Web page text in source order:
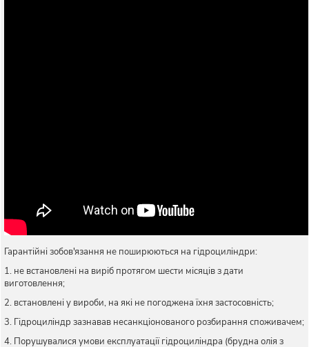
Гарантійні зобов'язання не поширюються на гідроциліндри:
1. не встановлені на виріб протягом шести місяців з дати
виготовлення;
2. встановлені у вироби, на які не погоджена їхня застосовність;
3. Гідроциліндр зазнавав несанкціонованого розбирання споживачем;
4. Порушувалися умови експлуатації гідроциліндра (брудна олія з